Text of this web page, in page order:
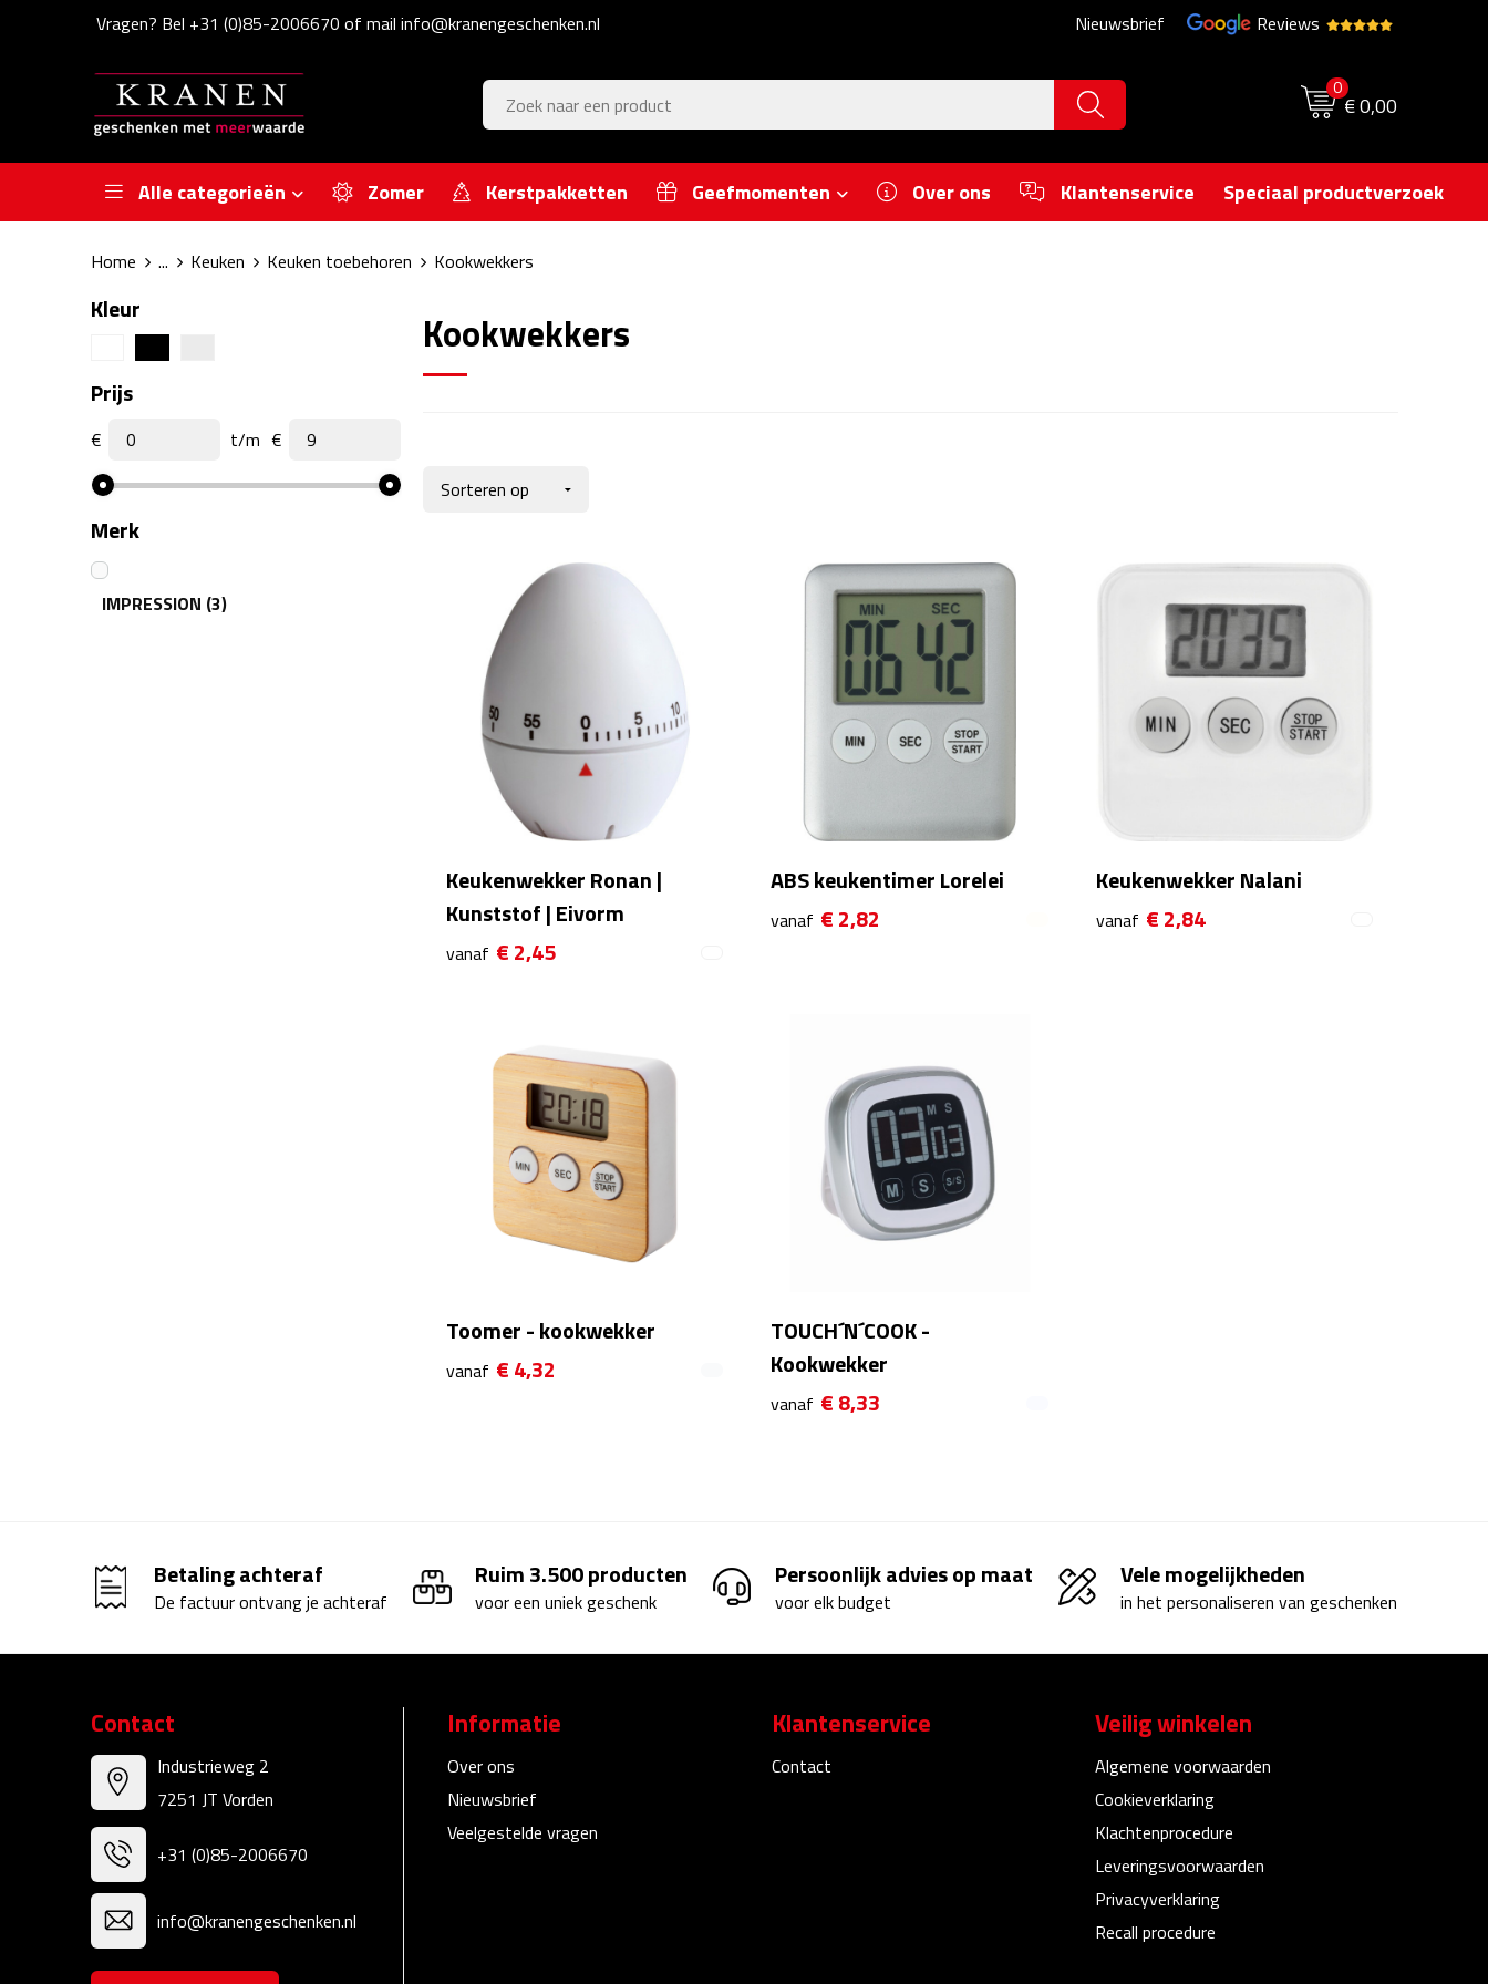
Vragen? Bel +31 (0)85-2006670 of mail info@kranengeschenken.nl Nieuwsbrief Reviews
0
€ 0,00
Alle categorieën Zomer Kerstpakketten Geefmomenten Over ons Klantenservice Speciaal productverzoek
Home ... Keuken Keuken toebehoren Kookwekkers
Kleur
Prijs
€ t/m €
Merk
IMPRESSION (3)
Kookwekkers
Keukenwekker Ronan |
Kunststof | Eivorm
vanaf € 2,45
ABS keukentimer Lorelei
vanaf € 2,82
Keukenwekker Nalani
vanaf € 2,84
Toomer - kookwekker
vanaf € 4,32
TOUCH´N´COOK -
Kookwekker
vanaf € 8,33
Betaling achteraf
De factuur ontvang je achteraf
Ruim 3.500 producten
voor een uniek geschenk
Persoonlijk advies op maat
voor elk budget
Vele mogelijkheden
in het personaliseren van geschenken
Contact
Industrieweg 2
7251 JT Vorden
+31 (0)85-2006670
info@kranengeschenken.nl
Informatie
Over ons
Nieuwsbrief
Veelgestelde vragen
Klantenservice
Contact
Veilig winkelen
Algemene voorwaarden
Cookieverklaring
Klachtenprocedure
Leveringsvoorwaarden
Privacyverklaring
Recall procedure